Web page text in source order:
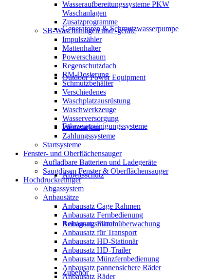
Generatoren & Schmutzwasserpumpe
Outdoor Power Equipment
Fahrzeugreinigungssysteme
Arbeitsschutz
Reinigungsmittel
Zubehör
Wasseraufbereitungssysteme PKW
Waschanlagen
Zusatzprogramme
SB-Waschanlagen und -geräte
Impulszähler
Mattenhalter
Powerschaum
Regenschutzdach
RM-Dosierung
Schmutzbehälter
Verschiedenes
Waschplatzausrüstung
Waschwerkzeuge
Wasserversorgung
Wertmarken
Zahlungssysteme
Startsysteme
Fenster- und Oberflächensauger
Aufladbare Batterien und Ladegeräte
Saugdüsen Fenster & Oberflächensauger
Hochdruckreiniger
Abgassystem
Anbausätze
Anbausatz Cage Rahmen
Anbausatz Fernbedienung
Anbausatz Flammüberwachung
Anbausatz für Transport
Anbausatz HD-Stationär
Anbausatz HD-Trailer
Anbausatz Münzfernbedienung
Anbausatz pannensichere Räder
Anbausatz Räder